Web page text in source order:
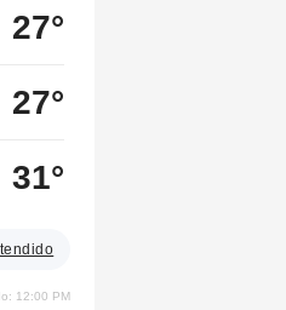
27°
27°
31°
12:00 PM